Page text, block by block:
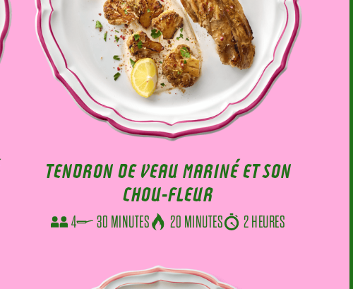
TENDRON DE VEAU MARINÉ ET SON
CHOU-FLEUR
4 30 MINUTES 20 MINUTES 2 HEURES